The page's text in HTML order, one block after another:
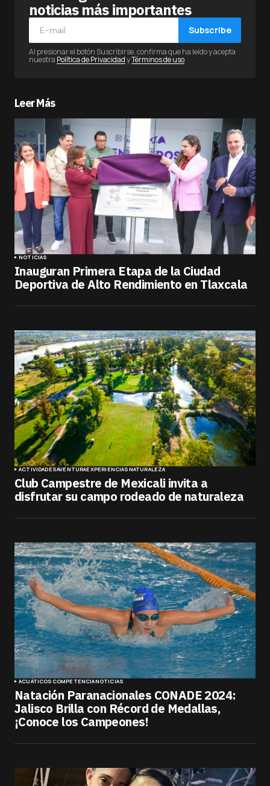
noticias más importantes
Subscribe
Al presionar el botón Suscribirse, confirma que ha leído y acepta
nuestra Política de PrivacidadyTérminos de uso
Leer Más
NOTICIAS
Inauguran Primera Etapa de la Ciudad
Deportiva de Alto Rendimiento en Tlaxcala
ACTIVIDADESAVENTURAEXPERIENCIASNATURALEZA
Club Campestre de Mexicali invita a
disfrutar su campo rodeado de naturaleza
ACUÁTICOSCOMPETENCIANOTICIAS
Natación Paranacionales CONADE 2024:
Jalisco Brilla con Récord de Medallas,
¡Conoce los Campeones!